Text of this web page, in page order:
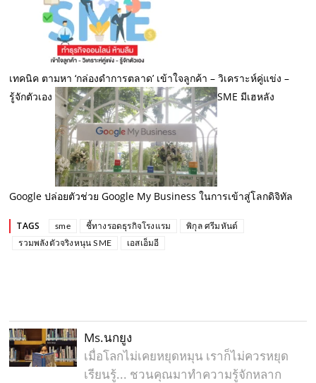
เทคนิค ตามหา ‘กล่องดำการตลาด’ เข้าใจลูกค้า – วิเคราะห์คู่แข่ง –
รู้จักตัวเอง
SME มีเฮหลัง
Google ปล่อยตัวช่วย Google My Business ในการเข้าสู่โลกดิจิทัล
TAGS sme ชี้ทางรอดธุรกิจโรงแรม
พิกุล ศรีมหันต์
รวมพลังตัวจริงหนุน SME
เอสเอ็มอี
Ms.นกยูง
เมื่อโลกไม่เคยหยุดหมุน เราก็ไม่ควรหยุด
เรียนรู้... ชวนคุณมาทำความรู้จักหลาก